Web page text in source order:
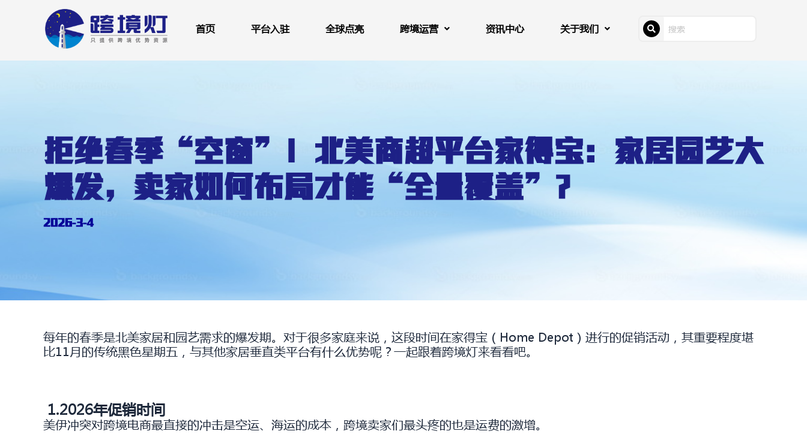
首页 平台入驻 全球点亮 跨境运营 资讯中心 关于我们
拒绝春季“空窗”！北美商超平台家得宝：家居园艺大
爆发，卖家如何布局才能“全量覆盖”？
2026-3-4
每年的春季是北美家居和园艺需求的爆发期。对于很多家庭来说，这段时间在家得宝（Home Depot）进行的促销活动，其重要程度堪
比11月的传统黑色星期五，与其他家居垂直类平台有什么优势呢？一起跟着跨境灯来看看吧。
1.2026年促销时间
美伊冲突对跨境电商最直接的冲击是空运、海运的成本，跨境卖家们最头疼的也是运费的激增。